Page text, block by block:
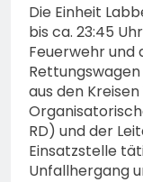
Die Einheit
bis ca. 23:45
Feuerwehr und
aus den
RD) und der
Einsatzstelle
Unfallhergang